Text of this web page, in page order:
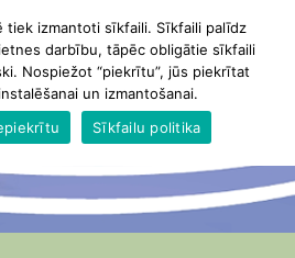
tiek izmantoti sīkfaili. Sīkfaili palīdz
darbību, tāpēc obligātie sīkfaili
Nospiežot “piekrītu”, jūs piekrītat
un izmantošanai.
Sīkfailu politika